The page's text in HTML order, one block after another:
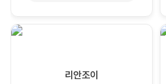
리안조이